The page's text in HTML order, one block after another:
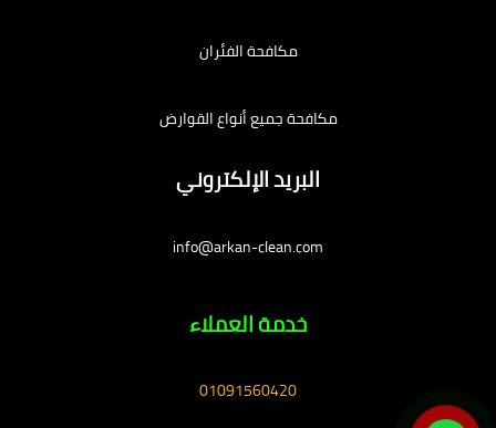
مكافحة الفئران
مكافحة جميع أنواع القوارض
البريد الإلكتروني
info@arkan-clean.com
خدمة العملاء
01091560420